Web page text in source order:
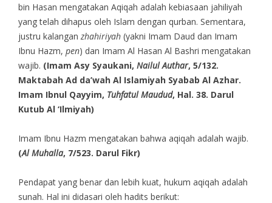
bin Hasan mengatakan Aqiqah adalah kebiasaan jahiliyah
yang telah dihapus oleh Islam dengan qurban. Sementara,
justru kalangan zhahiriyah(yakni Imam Daud dan Imam
Ibnu Hazm, pen) dan Imam Al Hasan Al Bashri mengatakan
wajib. (Imam Asy Syaukani, Nailul Authar, 5/132.
Maktabah Ad da’wah Al Islamiyah Syabab Al Azhar.
Imam Ibnul Qayyim, Tuhfatul Maudud, Hal. 38. Darul
Kutub Al ‘Ilmiyah)
Imam Ibnu Hazm mengatakan bahwa aqiqah adalah wajib.
(Al Muhalla, 7/523. Darul Fikr)
Pendapat yang benar dan lebih kuat, hukum aqiqah adalah
sunah. Hal ini didasari oleh hadits berikut: